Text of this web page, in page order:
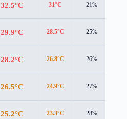
32.5°C 31°C 21%
29.9°C 28.5°C 25%
28.2°C 26.8°C 26%
26.5°C 24.9°C 27%
25.2°C 23.3°C 28%